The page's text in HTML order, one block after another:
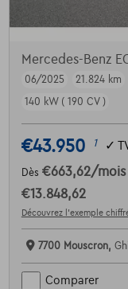
Mercedes-Benz
06/2025
21.824 km
140 kW ( 190 CV )
€43.950 1 ✓
Dès €663,62/mois
€13.848,62
Découvrez l’exemple
7700 Mouscron,
Comparer